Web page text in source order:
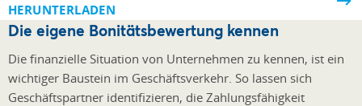
HERUNTERLADEN
Die eigene Bonitätsbewertung kennen
Die finanzielle Situation von Unternehmen zu kennen, ist ein
wichtiger Baustein im Geschäftsverkehr. So lassen sich
Geschäftspartner identifizieren, die Zahlungsfähigkeit